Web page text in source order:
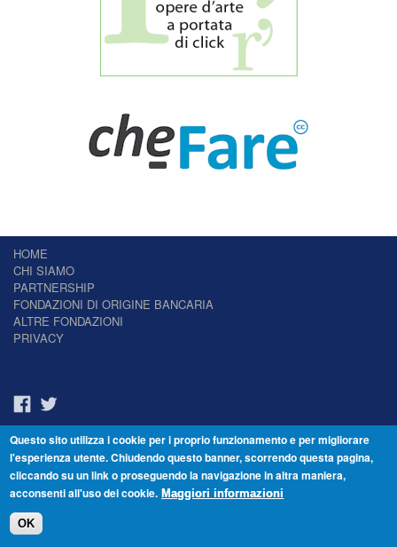
HOME
CHI SIAMO
PARTNERSHIP
FONDAZIONI DI ORIGINE BANCARIA
ALTRE FONDAZIONI
PRIVACY
Il Giornale delle Fondazioni - Periodico telematico
Reg. Tribunale n.7 del 22/07/2014 – ISSN 2421-2466
© Fondazione Venezia 2000 - Dorsoduro 3488/U - 30123 Venezia - Italia -
Questo sito utilizza i cookie per i proprio funzionamento e per migliorare
l'esperienza utente. Chiudendo questo banner, scorrendo questa pagina,
cliccando su un link o proseguendo la navigazione in altra maniera,
acconsenti all'uso dei cookie. Maggiori informazioni
OK